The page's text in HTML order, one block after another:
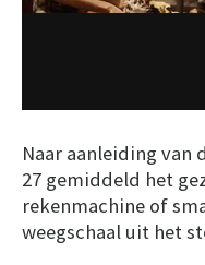
Naar aanleiding van
27 gemiddeld het
rekenmachine of
weegschaal uit het